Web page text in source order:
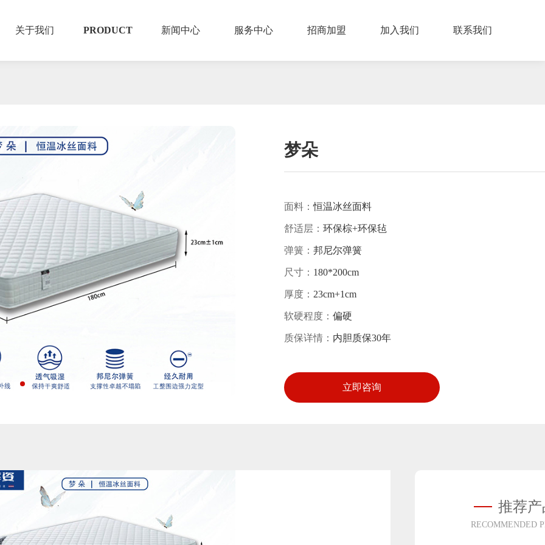
关于我们 PRODUCT 新闻中心 服务中心 招商加盟 加入我们 联系我们
梦朵
面料：恒温冰丝面料
舒适层： 环保棕+环保毡
弹簧： 邦尼尔弹簧
尺寸： 180*200cm
厚度： 23cm+1cm
软硬程度： 偏硬
质保详情： 内胆质保30年
立即咨询
推荐产
RECOMMENDED